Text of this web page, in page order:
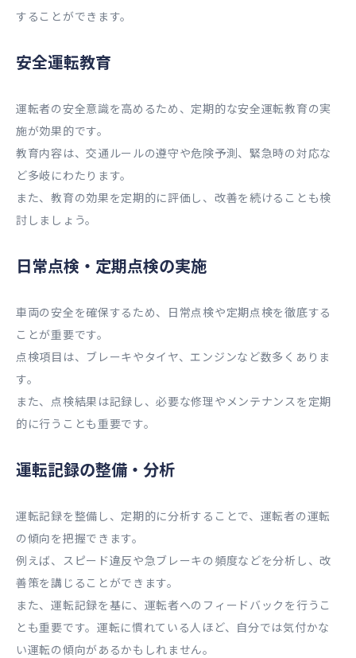
することができます。
安全運転教育
運転者の安全意識を高めるため、定期的な安全運転教育の実
施が効果的です。
教育内容は、交通ルールの遵守や危険予測、緊急時の対応な
ど多岐にわたります。
また、教育の効果を定期的に評価し、改善を続けることも検
討しましょう。
日常点検・定期点検の実施
車両の安全を確保するため、日常点検や定期点検を徹底する
ことが重要です。
点検項目は、ブレーキやタイヤ、エンジンなど数多くありま
す。
また、点検結果は記録し、必要な修理やメンテナンスを定期
的に行うことも重要です。
運転記録の整備・分析
運転記録を整備し、定期的に分析することで、運転者の運転
の傾向を把握できます。
例えば、スピード違反や急ブレーキの頻度などを分析し、改
善策を講じることができます。
また、運転記録を基に、運転者へのフィードバックを行うこ
とも重要です。運転に慣れている人ほど、自分では気付かな
い運転の傾向があるかもしれません。